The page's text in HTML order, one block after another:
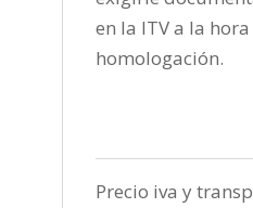
en la ITV a la
homologación.
Precio iva y